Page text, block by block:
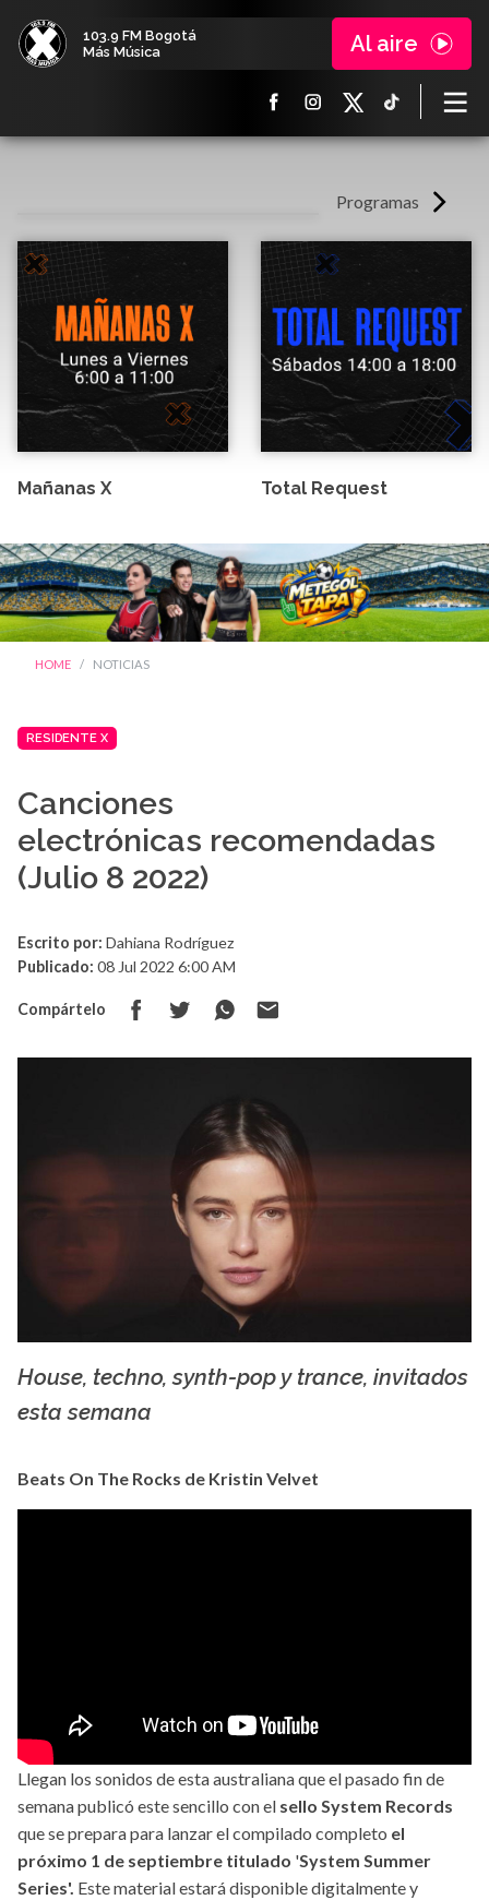
103.9 FM Bogotá
Más Música
Al aire
Programas
Mañanas X Total Request
HOME NOTICIAS
RESIDENTE X
Canciones
electrónicas recomendadas
(Julio 8 2022)
Escrito por: Dahiana Rodríguez
Publicado: 08 Jul 2022 6:00 AM
Compártelo
House, techno, synth-pop y trance, invitados
esta semana
Beats On The Rocks de Kristin Velvet
Llegan los sonidos de esta australiana que el pasado fin de
semana publicó este sencillo con el sello System Records
que se prepara para lanzar el compilado completo el
próximo 1 de septiembre titulado 'System Summer
Series'. Este material estará disponible digitalmente y